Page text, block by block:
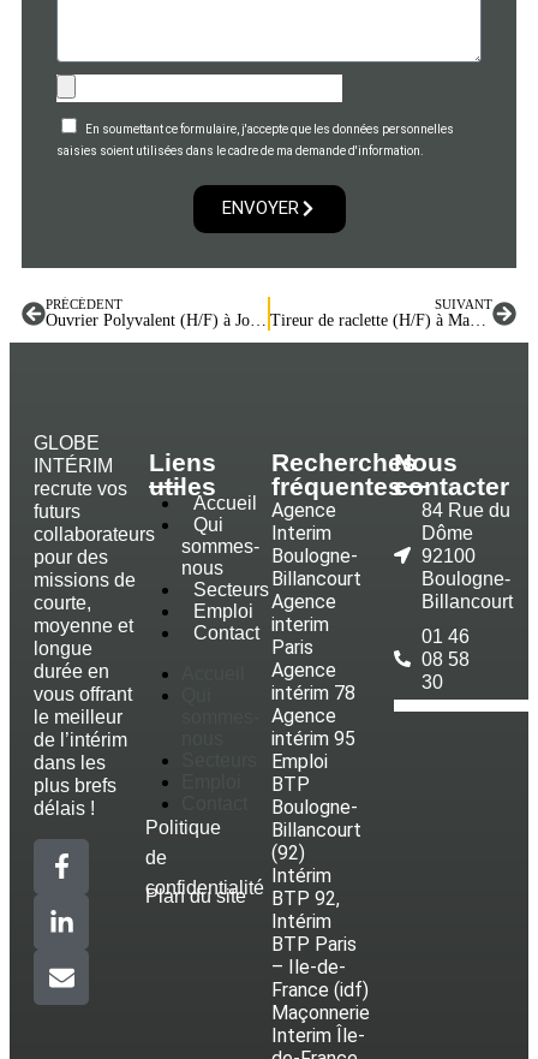
En soumettant ce formulaire, j'accepte que les données personnelles
saisies soient utilisées dans le cadre de ma demande d'information.
ENVOYER
PRÉCÉDENT SUIVANT
GLOBE
INTÉRIM
recrute vos
futurs
collaborateurs
pour des
missions de
courte,
moyenne et
longue
durée en
vous offrant
le meilleur
de l’intérim
dans les
plus brefs
délais !
Liens
utiles
Accueil
Qui
sommes-
nous
Secteurs
Emploi
Contact
Politique
de
confidentialité
Plan du site
Recherches
fréquentes
Agence
Interim
Boulogne-
Billancourt
Agence
interim
Paris
Agence
intérim 78
Agence
intérim 95
Emploi
BTP
Boulogne-
Billancourt
(92)
Intérim
BTP 92,
Intérim
BTP Paris
– Ile-de-
France (idf)
Maçonnerie
Interim Île-
Nous
contacter
84 Rue du
Dôme
92100
Boulogne-
Billancourt
01 46
08 58
30